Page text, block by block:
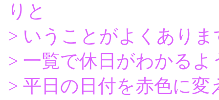
りと
> いうことがよくありま
> 一覧で休日がわかる
> 平日の日付を赤色に変